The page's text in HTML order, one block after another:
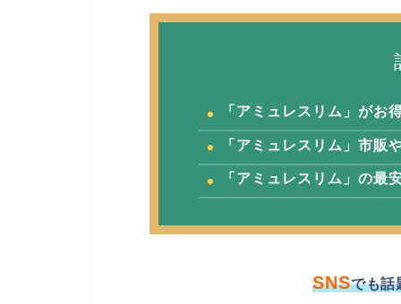
「アミュレスリム」がお
「アミュレスリム」市販
「アミュレスリム」の最
SNSでも話